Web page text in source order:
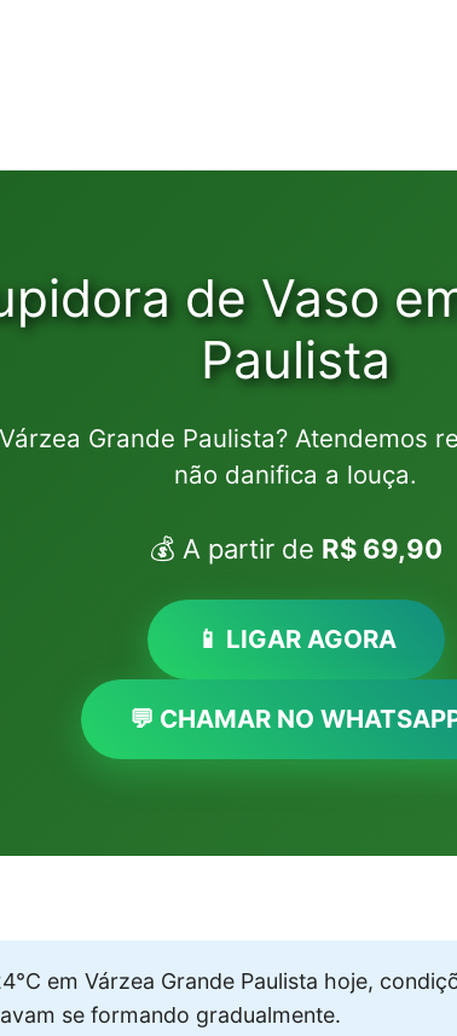
de Vaso
Paulista
Grande Paulista? Atendemos
não danifica a louça.
💰 A partir de R$ 69,90
📱 LIGAR AGORA
💬 CHAMAR NO
em Várzea Grande Paulista hoje,
se formando gradualmente.